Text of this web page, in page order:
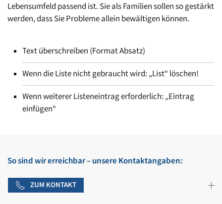
Lebensumfeld passend ist. Sie als Familien sollen so gestärkt
werden, dass Sie Probleme allein bewältigen können.
Text überschreiben (Format Absatz)
Wenn die Liste nicht gebraucht wird: „List“ löschen!
Wenn weiterer Listeneintrag erforderlich: „Eintrag
einfügen“
So sind wir erreichbar – unsere Kontaktangaben:
ZUM KONTAKT